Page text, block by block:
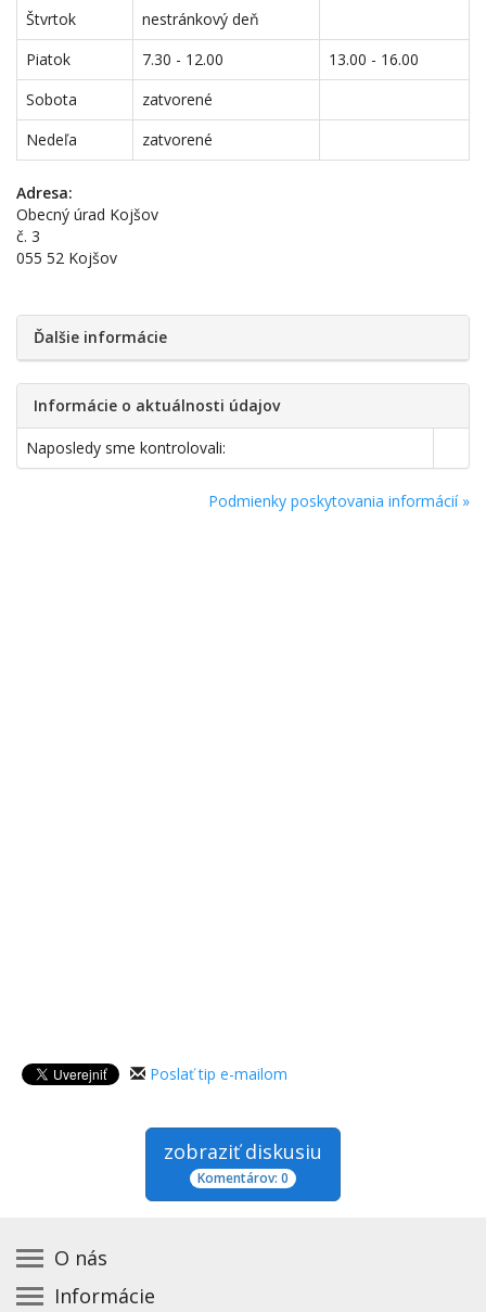
Štvrtok
nestránkový deň
Piatok
7.30 - 12.00
13.00 - 16.00
Sobota
zatvorené
Nedeľa
zatvorené
Adresa:
Obecný úrad Kojšov
č. 3
055 52 Kojšov
Ďalšie informácie
Informácie o aktuálnosti údajov
Naposledy sme kontrolovali:
Podmienky poskytovania informácií »
Poslať tip e-mailom
zobraziť diskusiu
Komentárov: 0
O nás
Kontakt na prevádzkovateľa
Informácie